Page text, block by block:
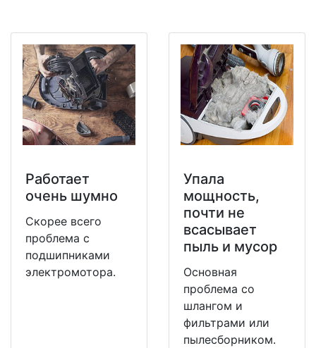
Работает
очень шумно
Скорее всего
проблема с
подшипниками
электромотора.
Упала
мощность,
почти не
всасывает
пыль и мусор
Основная
проблема со
шлангом и
фильтрами или
пылесборником.